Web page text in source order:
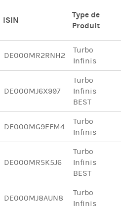
ISIN
Type de
Produit
DE000MR2RNH2
Turbo
Infinis
DE000MJ6X997
Turbo
Infinis
BEST
DE000MG9EFM4
Turbo
Infinis
DE000MR5K5J6
Turbo
Infinis
BEST
DE000MJ8AUN8
Turbo
Infinis